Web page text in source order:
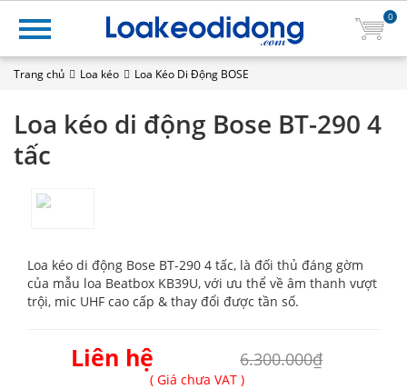
0
Trang chủ Loa kéo Loa Kéo Di Động BOSE
Loa kéo di động Bose BT-290 4
tấc
Loa kéo di động Bose BT-290 4 tấc, là đối thủ đáng gờm
của mẫu loa Beatbox KB39U, với ưu thể về âm thanh vượt
trội, mic UHF cao cấp & thay đổi được tần số.
Liên hệ 6.300.000₫
( Giá chưa VAT )